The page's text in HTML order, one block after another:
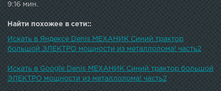
9:16 мин.
Найти похожее в сети::
Искать в Яндексе Denis МЕХАНИК Синий трактор
большой ЭЛЕКТРО мощности из металлолома! часть2
Искать в Google Denis МЕХАНИК Синий трактор большой
ЭЛЕКТРО мощности из металлолома! часть2